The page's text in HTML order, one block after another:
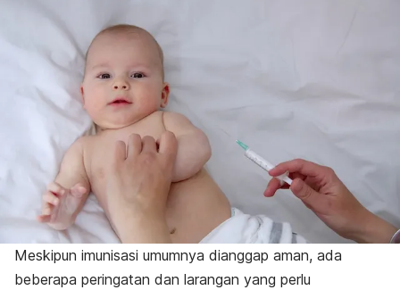
Meskipun imunisasi umumnya dianggap aman, ada
beberapa peringatan dan larangan yang perlu